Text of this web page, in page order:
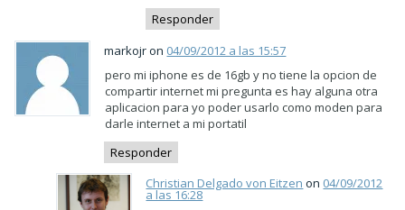
Responder
markojr on 04/09/2012 a las 15:57
pero mi iphone es de 16gb y no tiene la opcion de
compartir internet mi pregunta es hay alguna otra
aplicacion para yo poder usarlo como moden para
darle internet a mi portatil
Responder
Christian Delgado von Eitzen on 04/09/2012
a las 16:28